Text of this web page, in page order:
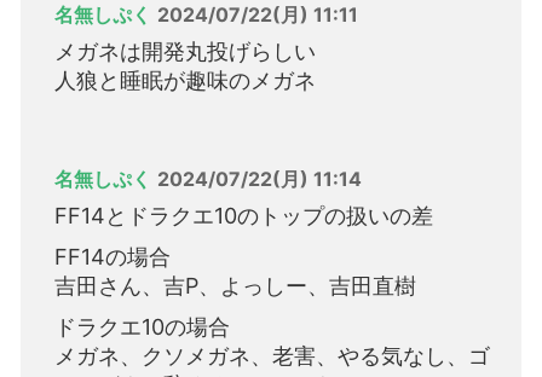
名無しぷく 2024/07/22(月) 11:11
メガネは開発丸投げらしい
人狼と睡眠が趣味のメガネ
名無しぷく 2024/07/22(月) 11:14
FF14とドラクエ10のトップの扱いの差
FF14の場合
吉田さん、吉P、よっしー、吉田直樹
ドラクエ10の場合
メガネ、クソメガネ、老害、やる気なし、ゴ